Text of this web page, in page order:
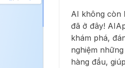
giả
👗
Biến
AI không còn
đã ở đây!
khám phá,
nghiệm
hàng đầu,